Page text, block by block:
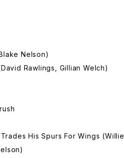
Nelson)
Rawlings, Gillian Welch)
His Spurs For Wings (Willie